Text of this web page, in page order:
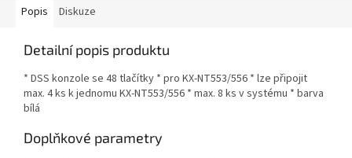
Popis Diskuze
Detailní popis produktu
* DSS konzole se 48 tlačítky * pro KX-NT553/556 * lze připojit
max. 4 ks k jednomu KX-NT553/556 * max. 8 ks v systému * barva
bílá
Doplňkové parametry